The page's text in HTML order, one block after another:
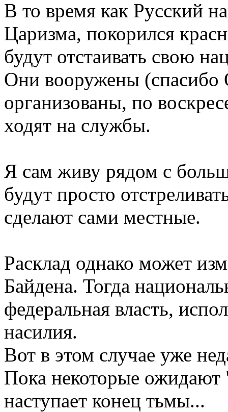
В то время как Русский
Царизма, покорился
будут отстаивать свою
Они вооружены (спасибо
организованы, по
ходят на службы.
Я сам живу рядом с
будут просто
сделают сами местные.
Расклад однако может
Байдена. Тогда
федеральная власть,
насилия.
Вот в этом случае уже
Пока некоторые ожидают
наступает конец тьмы...